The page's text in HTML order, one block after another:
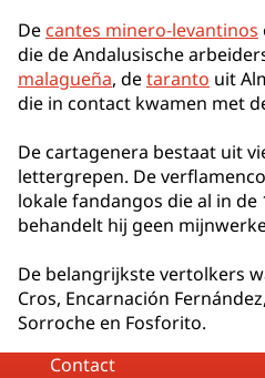
De cantes minero-levantinos
die de Andalusische
malagueña, detaranto uit
die in contact kwamen met
De cartagenera bestaat uit
lettergrepen. De
lokale fandangos die al in de
behandelt hij geen
De belangrijkste vertolkers
Cros, Encarnación
Sorroche en Fosforito.
Contact